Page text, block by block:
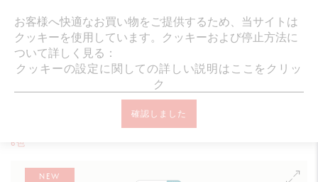
オンラインブティック ホーム 画材 フェルトペン
KAWAII スイス・マウンテン セット フィブラロ 水溶性フェルトペン
6色
NEW
お客様へ快適なお買い物をご提供するため、当サイトは
クッキーを使用しています。クッキーおよび停止方法に
ついて詳しく見る：
クッキーの設定に関しての詳しい説明はここをクリッ
ク
確認しました